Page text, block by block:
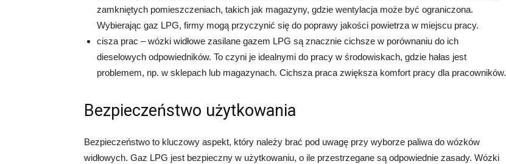
zamkniętych pomieszczeniach, takich jak magazyny, gdzie wentylacja może być ograniczona.
Wybierając gaz LPG, firmy mogą przyczynić się do poprawy jakości powietrza w miejscu pracy.
cisza prac – wózki widłowe zasilane gazem LPG są znacznie cichsze w porównaniu do ich
dieselowych odpowiedników. To czyni je idealnymi do pracy w środowiskach, gdzie hałas jest
problemem, np. w sklepach lub magazynach. Cichsza praca zwiększa komfort pracy dla pracowników.
Bezpieczeństwo użytkowania
Bezpieczeństwo to kluczowy aspekt, który należy brać pod uwagę przy wyborze paliwa do wózków
widłowych. Gaz LPG jest bezpieczny w użytkowaniu, o ile przestrzegane są odpowiednie zasady. Wózki